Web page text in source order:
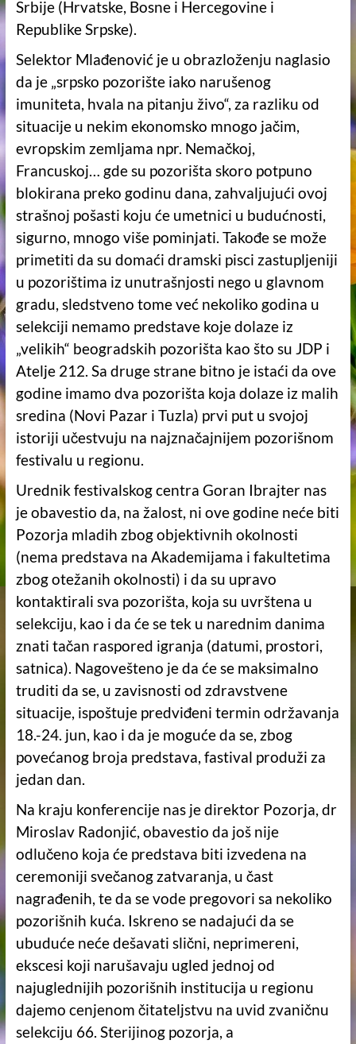
Srbije (Hrvatske, Bosne i Hercegovine i
Republike Srpske).
Selektor Mlađenović je u obrazloženju naglasio
da je „srpsko pozorište iako narušenog
imuniteta, hvala na pitanju živo“, za razliku od
situacije u nekim ekonomsko mnogo jačim,
evropskim zemljama npr. Nemačkoj,
Francuskoj… gde su pozorišta skoro potpuno
blokirana preko godinu dana, zahvaljujući ovoj
strašnoj pošasti koju će umetnici u budućnosti,
sigurno, mnogo više pominjati. Takođe se može
primetiti da su domaći dramski pisci zastupljeniji
u pozorištima iz unutrašnjosti nego u glavnom
gradu, sledstveno tome već nekoliko godina u
selekciji nemamo predstave koje dolaze iz
„velikih“ beogradskih pozorišta kao što su JDP i
Atelje 212. Sa druge strane bitno je istaći da ove
godine imamo dva pozorišta koja dolaze iz malih
sredina (Novi Pazar i Tuzla) prvi put u svojoj
istoriji učestvuju na najznačajnijem pozorišnom
festivalu u regionu.
Urednik festivalskog centra Goran Ibrajter nas
je obavestio da, na žalost, ni ove godine neće biti
Pozorja mladih zbog objektivnih okolnosti
(nema predstava na Akademijama i fakultetima
zbog otežanih okolnosti) i da su upravo
kontaktirali sva pozorišta, koja su uvrštena u
selekciju, kao i da će se tek u narednim danima
znati tačan raspored igranja (datumi, prostori,
satnica). Nagovešteno je da će se maksimalno
truditi da se, u zavisnosti od zdravstvene
situacije, ispoštuje predviđeni termin održavanja
18.-24. jun, kao i da je moguće da se, zbog
povećanog broja predstava, fastival produži za
jedan dan.
Na kraju konferencije nas je direktor Pozorja, dr
Miroslav Radonjić, obavestio da još nije
odlučeno koja će predstava biti izvedena na
ceremoniji svečanog zatvaranja, u čast
nagrađenih, te da se vode pregovori sa nekoliko
pozorišnih kuća. Iskreno se nadajući da se
ubuduće neće dešavati slični, neprimereni,
ekscesi koji narušavaju ugled jednoj od
najuglednijih pozorišnih institucija u regionu
dajemo cenjenom čitateljstvu na uvid zvaničnu
selekciju 66. Sterijinog pozorja, a